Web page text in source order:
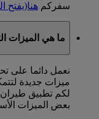
سفركم هنا(يفتح
ما هي الميزات
نعمل دائما على
ميزات جديدة
لكم تطبيق طيران
بعض الميزات